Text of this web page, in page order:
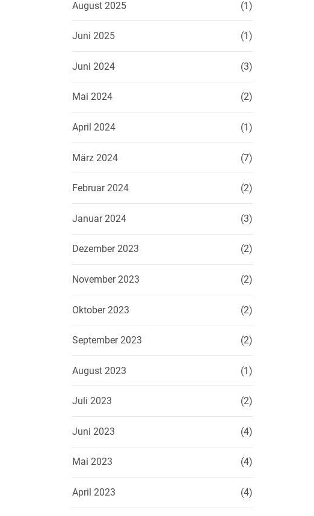
August 2025 (1)
Juni 2025 (1)
Juni 2024 (3)
Mai 2024 (2)
April 2024 (1)
März 2024 (7)
Februar 2024 (2)
Januar 2024 (3)
Dezember 2023 (2)
November 2023 (2)
Oktober 2023 (2)
September 2023 (2)
August 2023 (1)
Juli 2023 (2)
Juni 2023 (4)
Mai 2023 (4)
April 2023 (4)